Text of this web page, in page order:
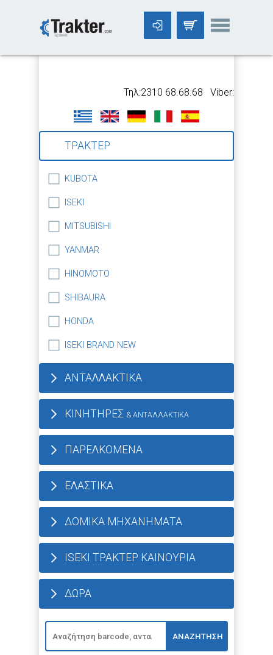
Τηλ:2310 68.68.68 Viber:699
ΤΡΑΚΤΕΡ
KUBOTA
ISEKI
MITSUBISHI
YANMAR
HINOMOTO
SHIBAURA
HONDA
ISEKI BRAND NEW
ΑΝΤΑΛΛΑΚΤΙΚΑ
ΚΙΝΗΤΗΡΕΣ & ΑΝΤΑΛΛΑΚΤΙΚΑ
ΠΑΡΕΛΚΟΜΕΝΑ
ΕΛΑΣΤΙΚΑ
ΔΟΜΙΚΑ ΜΗΧΑΝΗΜΑΤΑ
ISEKI ΤΡΑΚΤΕΡ ΚΑΙΝΟΥΡΙΑ
ΔΩΡΑ
ΑΝΑΖΗΤΗΣΗ